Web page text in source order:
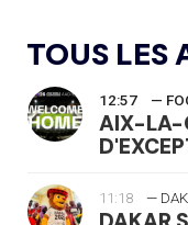
TOUS LES
12:57 —
AIX-LA-
11:18 —